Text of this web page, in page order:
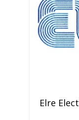
Elre